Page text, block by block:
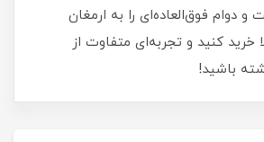
و دوام فوق‌العاده‌ای را به ارمغان
خرید کنید و تجربه‌ای متفاوت از
باشید!